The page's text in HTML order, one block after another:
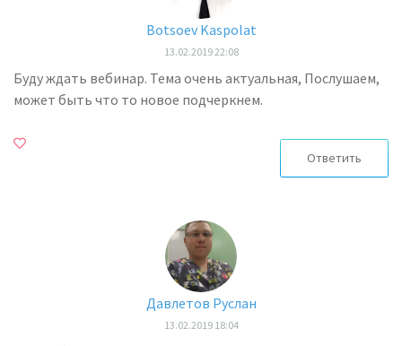
Botsoev Kaspolat
13.02.2019 22:08
Буду ждать вебинар. Тема очень актуальная, Послушаем,
может быть что то новое подчеркнем.
Ответить
Давлетов Руслан
13.02.2019 18:04